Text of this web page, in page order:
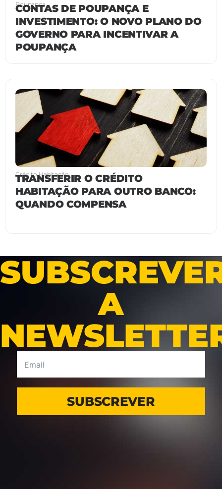
Poupança
CONTAS DE POUPANÇA E
INVESTIMENTO: O NOVO PLANO DO
GOVERNO PARA INCENTIVAR A
POUPANÇA
Crédito Habitação
TRANSFERIR O CRÉDITO
HABITAÇÃO PARA OUTRO BANCO:
QUANDO COMPENSA
A
SUBSCREVER